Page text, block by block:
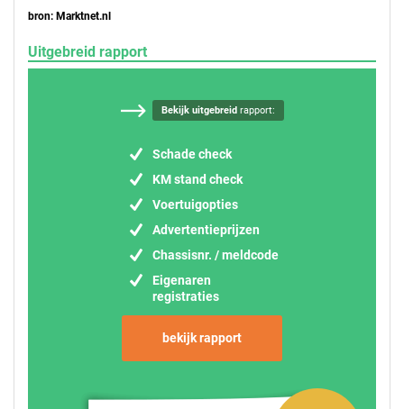
bron: Marktnet.nl
Uitgebreid rapport
Bekijk uitgebreidrapport:
Schade check
KM stand check
Voertuigopties
Advertentieprijzen
Chassisnr. / meldcode
Eigenaren
registraties
bekijk rapport